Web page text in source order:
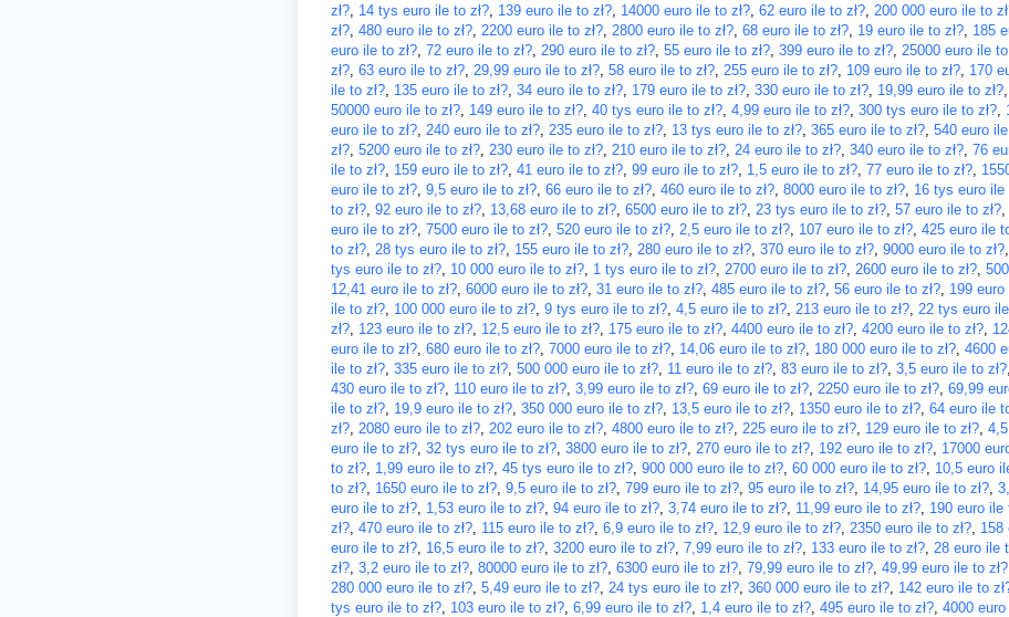
zł?, 14 tys euro ile to zł?, 139 euro ile to zł?, 14000 euro ile to zł?, 62 euro ile to zł?, 200 000 euro ile to
zł?, 480 euro ile to zł?, 2200 euro ile to zł?, 2800 euro ile to zł?, 68 euro ile to zł?, 19 euro ile to zł?, 185
euro ile to zł?, 72 euro ile to zł?, 290 euro ile to zł?, 55 euro ile to zł?, 399 euro ile to zł?, 25000 euro ile to
zł?, 63 euro ile to zł?, 29,99 euro ile to zł?, 58 euro ile to zł?, 255 euro ile to zł?, 109 euro ile to zł?, 170
ile to zł?, 135 euro ile to zł?, 34 euro ile to zł?, 179 euro ile to zł?, 330 euro ile to zł?, 19,99 euro ile to zł?,
50000 euro ile to zł?, 149 euro ile to zł?, 40 tys euro ile to zł?, 4,99 euro ile to zł?, 300 tys euro ile to zł?,
euro ile to zł?, 240 euro ile to zł?, 235 euro ile to zł?, 13 tys euro ile to zł?, 365 euro ile to zł?, 540 euro
zł?, 5200 euro ile to zł?, 230 euro ile to zł?, 210 euro ile to zł?, 24 euro ile to zł?, 340 euro ile to zł?, 76
ile to zł?, 159 euro ile to zł?, 41 euro ile to zł?, 99 euro ile to zł?, 1,5 euro ile to zł?, 77 euro ile to zł?,
euro ile to zł?, 9,5 euro ile to zł?, 66 euro ile to zł?, 460 euro ile to zł?, 8000 euro ile to zł?, 16 tys euro ile
to zł?, 92 euro ile to zł?, 13,68 euro ile to zł?, 6500 euro ile to zł?, 23 tys euro ile to zł?, 57 euro ile to zł?,
euro ile to zł?, 7500 euro ile to zł?, 520 euro ile to zł?, 2,5 euro ile to zł?, 107 euro ile to zł?, 425 euro ile
to zł?, 28 tys euro ile to zł?, 155 euro ile to zł?, 280 euro ile to zł?, 370 euro ile to zł?, 9000 euro ile to zł?,
tys euro ile to zł?, 10 000 euro ile to zł?, 1 tys euro ile to zł?, 2700 euro ile to zł?, 2600 euro ile to zł?,
12,41 euro ile to zł?, 6000 euro ile to zł?, 31 euro ile to zł?, 485 euro ile to zł?, 56 euro ile to zł?, 199 euro
ile to zł?, 100 000 euro ile to zł?, 9 tys euro ile to zł?, 4,5 euro ile to zł?, 213 euro ile to zł?, 22 tys euro
zł?, 123 euro ile to zł?, 12,5 euro ile to zł?, 175 euro ile to zł?, 4400 euro ile to zł?, 4200 euro ile to zł?,
euro ile to zł?, 680 euro ile to zł?, 7000 euro ile to zł?, 14,06 euro ile to zł?, 180 000 euro ile to zł?, 4600
ile to zł?, 335 euro ile to zł?, 500 000 euro ile to zł?, 11 euro ile to zł?, 83 euro ile to zł?, 3,5 euro ile to zł?,
430 euro ile to zł?, 110 euro ile to zł?, 3,99 euro ile to zł?, 69 euro ile to zł?, 2250 euro ile to zł?, 69,99
ile to zł?, 19,9 euro ile to zł?, 350 000 euro ile to zł?, 13,5 euro ile to zł?, 1350 euro ile to zł?, 64 euro ile
zł?, 2080 euro ile to zł?, 202 euro ile to zł?, 4800 euro ile to zł?, 225 euro ile to zł?, 129 euro ile to zł?,
euro ile to zł?, 32 tys euro ile to zł?, 3800 euro ile to zł?, 270 euro ile to zł?, 192 euro ile to zł?, 17000
to zł?, 1,99 euro ile to zł?, 45 tys euro ile to zł?, 900 000 euro ile to zł?, 60 000 euro ile to zł?, 10,5 euro
to zł?, 1650 euro ile to zł?, 9,5 euro ile to zł?, 799 euro ile to zł?, 95 euro ile to zł?, 14,95 euro ile to zł?,
euro ile to zł?, 1,53 euro ile to zł?, 94 euro ile to zł?, 3,74 euro ile to zł?, 11,99 euro ile to zł?, 190 euro ile
zł?, 470 euro ile to zł?, 115 euro ile to zł?, 6,9 euro ile to zł?, 12,9 euro ile to zł?, 2350 euro ile to zł?, 158
euro ile to zł?, 16,5 euro ile to zł?, 3200 euro ile to zł?, 7,99 euro ile to zł?, 133 euro ile to zł?, 28 euro ile
zł?, 3,2 euro ile to zł?, 80000 euro ile to zł?, 6300 euro ile to zł?, 79,99 euro ile to zł?, 49,99 euro ile to zł?,
280 000 euro ile to zł?, 5,49 euro ile to zł?, 24 tys euro ile to zł?, 360 000 euro ile to zł?, 142 euro ile to
tys euro ile to zł?, 103 euro ile to zł?, 6,99 euro ile to zł?, 1,4 euro ile to zł?, 495 euro ile to zł?, 4000 euro